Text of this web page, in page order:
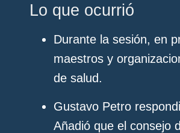
Lo que ocurrió
Durante la sesión, en
maestros y
de salud.
Gustavo Petro
Añadió que el consejo